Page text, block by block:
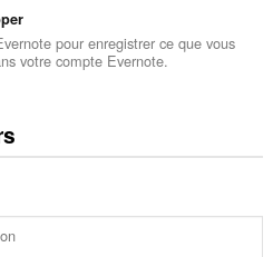
pour enregistrer ce que vous
votre compte Evernote.